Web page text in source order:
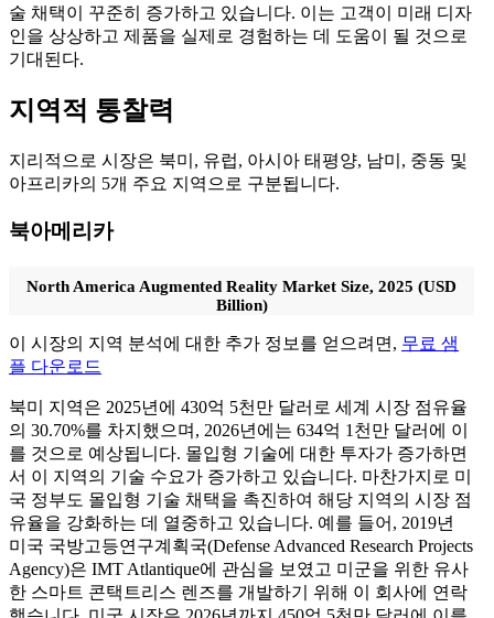
술 채택이 꾸준히 증가하고 있습니다. 이는 고객이 미래 디자
인을 상상하고 제품을 실제로 경험하는 데 도움이 될 것으로
기대된다.
지역적 통찰력
지리적으로 시장은 북미, 유럽, 아시아 태평양, 남미, 중동 및
아프리카의 5개 주요 지역으로 구분됩니다.
북아메리카
North America Augmented Reality Market Size, 2025 (USD
Billion)
이 시장의 지역 분석에 대한 추가 정보를 얻으려면, 무료 샘
플 다운로드
북미 지역은 2025년에 430억 5천만 달러로 세계 시장 점유율
의 30.70%를 차지했으며, 2026년에는 634억 1천만 달러에 이
를 것으로 예상됩니다. 몰입형 기술에 대한 투자가 증가하면
서 이 지역의 기술 수요가 증가하고 있습니다. 마찬가지로 미
국 정부도 몰입형 기술 채택을 촉진하여 해당 지역의 시장 점
유율을 강화하는 데 열중하고 있습니다. 예를 들어, 2019년
미국 국방고등연구계획국(Defense Advanced Research Projects
Agency)은 IMT Atlantique에 관심을 보였고 미군을 위한 유사
한 스마트 콘택트리스 렌즈를 개발하기 위해 이 회사에 연락